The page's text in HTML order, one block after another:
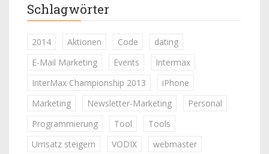
Schlagwörter
2014 Aktionen Code
dating
E-Mail Marketing
Events
Intermax
InterMax Championship 2013
iPhone
Marketing
Newsletter-Marketing
Personal
Programmierung
Tool
Tools
Umsatz steigern
VODIX
webmaster